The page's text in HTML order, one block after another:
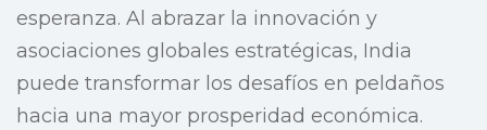
esperanza. Al abrazar la innovación y
asociaciones globales estratégicas, India
puede transformar los desafíos en peldaños
hacia una mayor prosperidad económica.